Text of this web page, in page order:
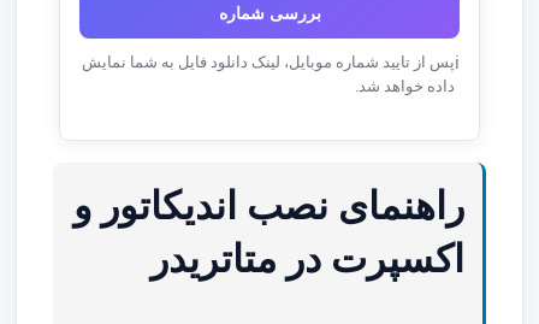
بررسی شماره
ℹ️پس از تایید شماره موبایل، لینک دانلود فایل به شما نمایش
داده خواهد شد.
راهنمای نصب اندیکاتور و
اکسپرت در متاتریدر